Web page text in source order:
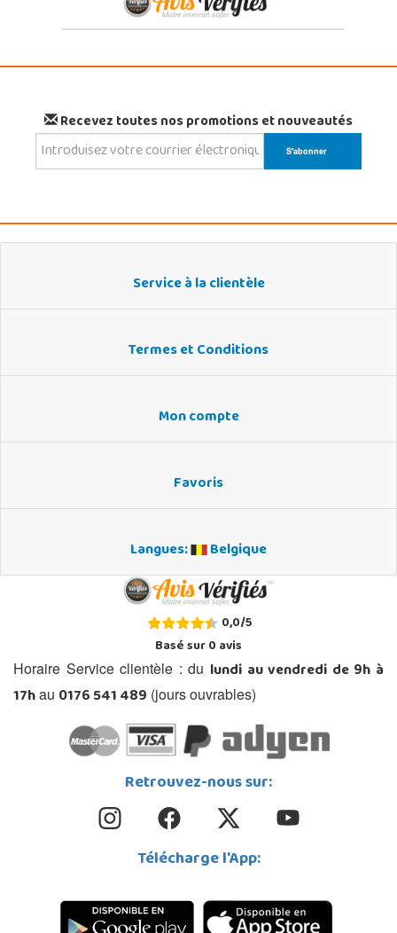
Recevez toutes nos promotions et nouveautés
Service à la clientèle
Termes et Conditions
Mon compte
Favoris
Langues: Belgique
0,0/5
Basé sur0avis
Horaire Service clientèle : du lundi au vendredi de 9h à
17hau 0176 541 489 (jours ouvrables)
Retrouvez-nous sur:
Télécharge l'App: